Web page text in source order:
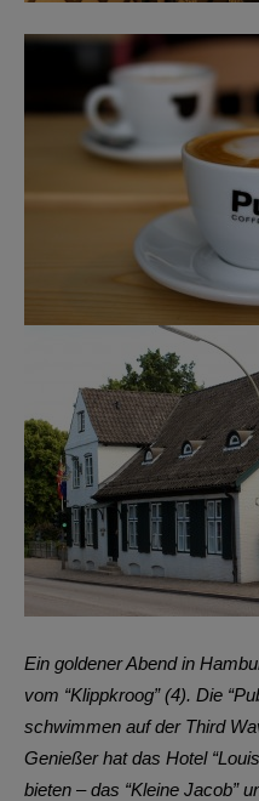
Ein goldener Abend in
vom “Klippkroog” (4). Die
schwimmen auf der Third
Genießer hat das Hotel
bieten – das “Kleine Jacob”